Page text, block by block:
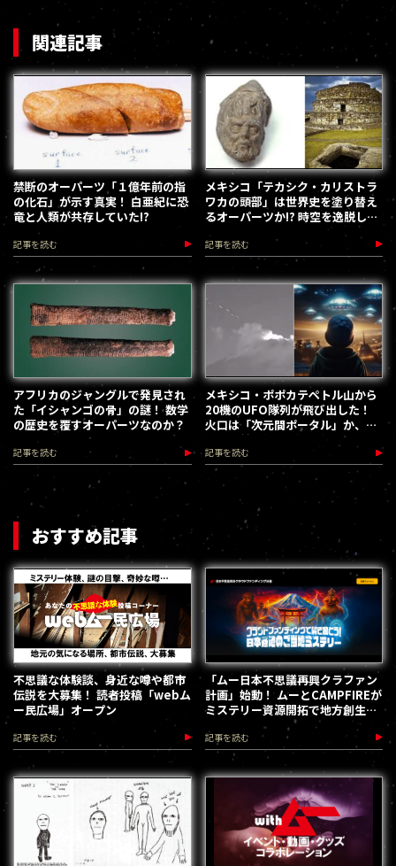
関連記事
禁断のオーパーツ「１億年前の指
の化石」が示す真実！ 白亜紀に恐
竜と人類が共存していた!?
記事を読む
メキシコ「テカシク・カリストラ
ワカの頭部」は世界史を塗り替え
るオーパーツか!? 時空を逸脱した
記事を読む
アフリカのジャングルで発見され
た「イシャンゴの骨」の謎！ 数学
の歴史を覆すオーパーツなのか？
記事を読む
メキシコ・ポポカテペトル山から
20機のUFO隊列が飛び出した！
火口は「次元間ポータル」か、公
聴会目前の怪異
記事を読む
おすすめ記事
不思議な体験談、身近な噂や都市
伝説を大募集！ 読者投稿「webム
ー民広場」オープン
記事を読む
「ムー日本不思議再興クラファン
計画」始動！ ムーとCAMPFIREが
ミステリー資源開拓で地方創生を
記事を読む